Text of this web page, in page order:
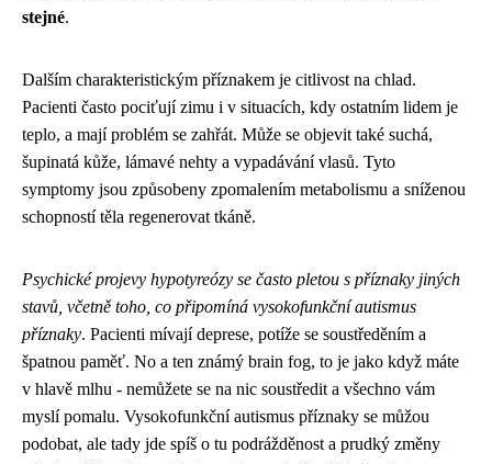
stejné.
Dalším charakteristickým příznakem je citlivost na chlad.
Pacienti často pociťují zimu i v situacích, kdy ostatním lidem je
teplo, a mají problém se zahřát. Může se objevit také suchá,
šupinatá kůže, lámavé nehty a vypadávání vlasů. Tyto
symptomy jsou způsobeny zpomalením metabolismu a sníženou
schopností těla regenerovat tkáně.
Psychické projevy hypotyreózy se často pletou s příznaky jiných
stavů, včetně toho, co připomíná vysokofunkční autismus
příznaky. Pacienti mívají deprese, potíže se soustředěním a
špatnou paměť. No a ten známý brain fog, to je jako když máte
v hlavě mlhu - nemůžete se na nic soustředit a všechno vám
myslí pomalu. Vysokofunkční autismus příznaky se můžou
podobat, ale tady jde spíš o tu podrážděnost a prudký změny